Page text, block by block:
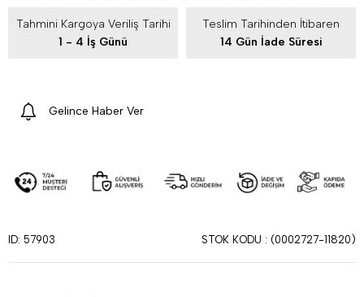
Tahmini Kargoya Veriliş Tarihi
1 - 4 İş Günü
Teslim Tarihinden İtibaren
14 Gün İade Süresi
Gelince Haber Ver
ID: 57903 STOK KODU (0002727-11820)